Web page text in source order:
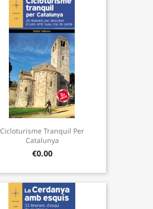
Cicloturisme Tranquil Per
Catalunya
€0.00